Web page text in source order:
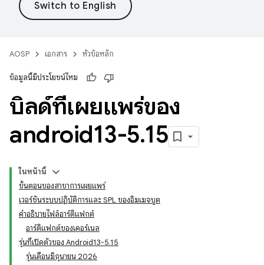
AOSP เอกสาร หัวข้อหลัก
ข้อมูลนี้มีประโยชน์ไหม
บิลด์ที่เผยแพร่ของ
android13-5.15
ในหน้านี้
ขั้นตอนของสาขาการเผยแพร่
เวอร์ชันระบบปฏิบัติการและ SPL ของอิมเมจบูต
คำอธิบายไฟล์อาร์ติแฟกต์
อาร์ติแฟกต์ของเคอร์เนล
รุ่นที่เปิดตัวของ Android13-5.15
รุ่นเดือนมิถุนายน 2026